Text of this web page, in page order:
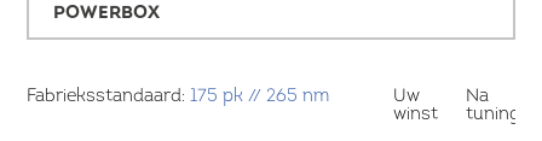
POWERBOX
Fabrieksstandaard:175 pk // 265 nm
Uw
winst
Na
tuning